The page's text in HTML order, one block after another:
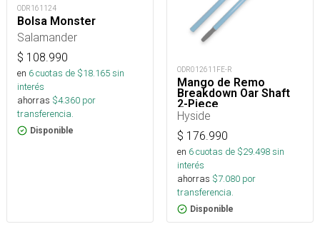
ODR161124
Bolsa Monster
Salamander
$ 108.990
en 6cuotas de $18.165sin
interés
ahorras $4.360 por
transferencia.
Disponible
ODR012611FE-R
Mango de Remo
Breakdown Oar Shaft
2-Piece
Hyside
$ 176.990
en 6cuotas de $29.498sin
interés
ahorras $7.080 por
transferencia.
Disponible